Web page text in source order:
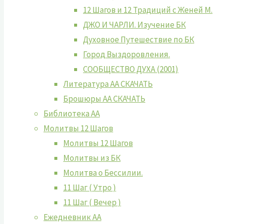
12 Шагов и 12 Традиций с Женей М.
ДЖО И ЧАРЛИ. Изучение БК
Духовное Путешествие по БК
Город Выздоровления.
СООБЩЕСТВО ДУХА (2001)
Литература АА СКАЧАТЬ
Брошюры АА СКАЧАТЬ
Библиотека АА
Молитвы 12 Шагов
Молитвы 12 Шагов
Молитвы из БК
Молитва о Бессилии.
11 Шаг ( Утро )
11 Шаг ( Вечер )
Ежедневник АА